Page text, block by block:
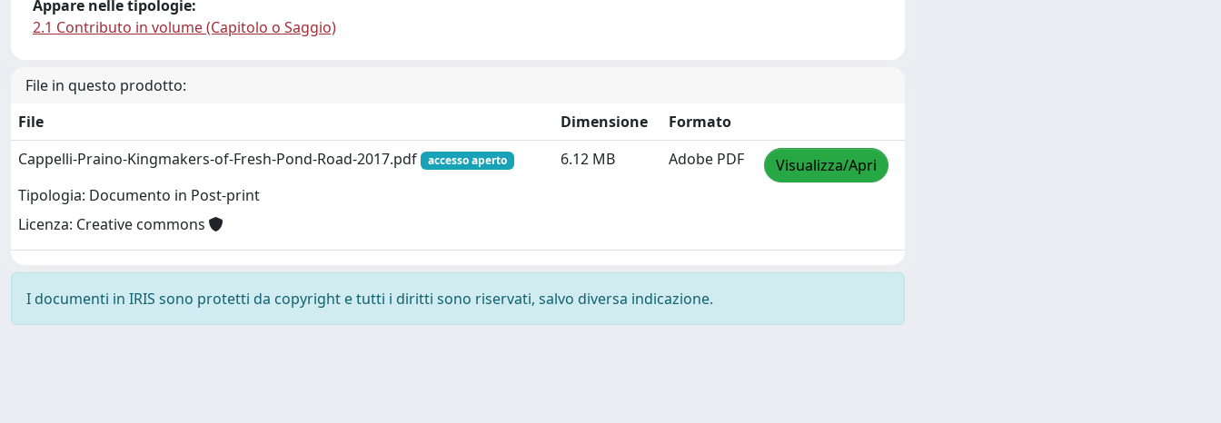
Appare nelle tipologie:
2.1 Contributo in volume (Capitolo o Saggio)
File in questo prodotto:
File
Dimensione
Formato
Cappelli-Praino-Kingmakers-of-Fresh-Pond-Road-2017.pdf
accesso aperto
Tipologia: Documento in Post-print
Licenza: Creative commons
6.12 MB Adobe PDF Visualizza/Apri
I documenti in IRIS sono protetti da copyright e tutti i diritti sono riservati, salvo diversa indicazione.